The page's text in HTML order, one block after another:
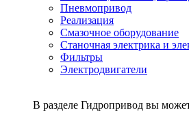
Пневмопривод
Реализация
Смазочное оборудование
Станочная электрика и
Фильтры
Электродвигатели
В разделе Гидропривод вы